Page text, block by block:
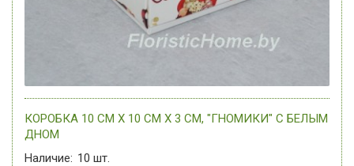
КОРОБКА 10 СМ Х 10 СМ Х 3 СМ, "ГНОМИКИ" C БЕЛЫМ
ДНОМ
Наличие: 10 шт.